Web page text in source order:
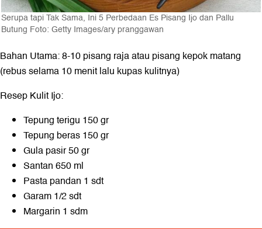
Serupa tapi Tak Sama, Ini 5 Perbedaan Es Pisang Ijo dan Pallu
Butung Foto: Getty Images/ary pranggawan
Bahan Utama: 8-10 pisang raja atau pisang kepok matang
(rebus selama 10 menit lalu kupas kulitnya)
Resep Kulit Ijo:
Tepung terigu 150 gr
Tepung beras 150 gr
Gula pasir 50 gr
Santan 650 ml
Pasta pandan 1 sdt
Garam 1/2 sdt
Margarin 1 sdm